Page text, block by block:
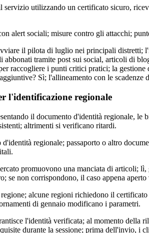
servizio utilizzando un certificato sicuro,
alert sociali; misure contro gli attacchi;
il pilota di luglio nei principali distretti;
abbonati tramite post sui social, articoli di
raccogliere i punti critici pratici; la gestione
Sì; l'allineamento con le scadenze
l'identificazione regionale
il documento d'identità regionale, le
altrimenti si verificano ritardi.
regionale; passaporto o altro
promuovono una manciata di articoli;
se non corrispondono, il caso appena aperto
alcune regioni richiedono il
di gennaio modificano i parametri.
l'identità verificata; al momento della
durante la sessione; prima dell'invio, i